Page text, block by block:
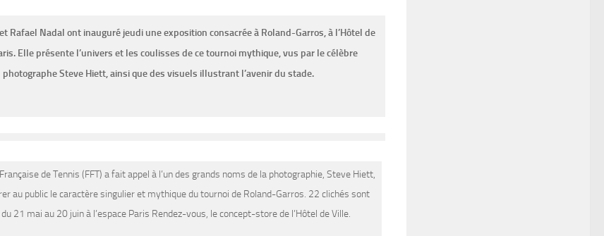
Rafael Nadal ont inauguré jeudi une exposition consacrée à Roland-Garros, à l’Hôtel de
Elle présente l’univers et les coulisses de ce tournoi mythique, vus par le célèbre
photographe Steve Hiett, ainsi que des visuels illustrant l’avenir du stade.
de Tennis (FFT) a fait appel à l’un des grands noms de la photographie, Steve Hiett,
au public le caractère singulier et mythique du tournoi de Roland-Garros. 22 clichés sont
21 mai au 20 juin à l’espace Paris Rendez-vous, le concept-store de l’Hôtel de Ville.